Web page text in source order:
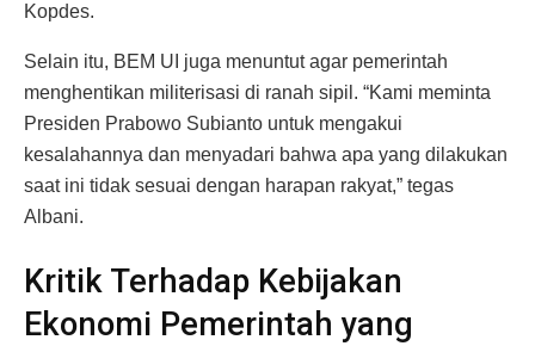
Kopdes.
Selain itu, BEM UI juga menuntut agar pemerintah
menghentikan militerisasi di ranah sipil. “Kami meminta
Presiden Prabowo Subianto untuk mengakui
kesalahannya dan menyadari bahwa apa yang dilakukan
saat ini tidak sesuai dengan harapan rakyat,” tegas
Albani.
Kritik Terhadap Kebijakan
Ekonomi Pemerintah yang